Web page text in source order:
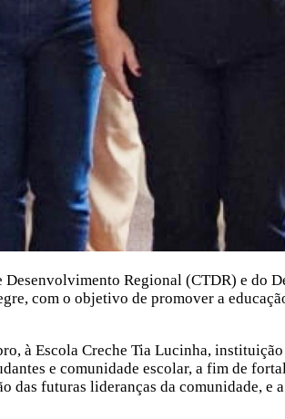
Regional (CTDR) e do
com o objetivo de promover a
à Escola Creche Tia Lucinha,
e comunidade escolar, a fim de
das futuras lideranças da comunidade,